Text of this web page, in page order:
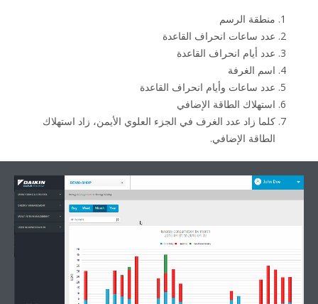
الرسم
ساعات انحراف القاعدة
أيام انحراف القاعدة
الغرفة
ساعات وأيام انحراف القاعدة
الطاقة الإضافي
زاد عدد الغرف في الجزء العلوي الأيمن، زاد استهلاك
الإضافي.